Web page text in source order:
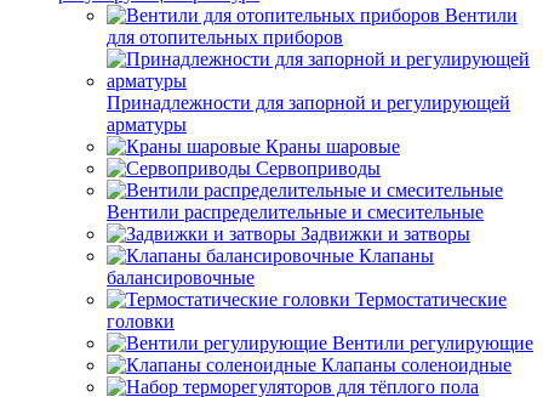
Вентили
для отопительных приборов
Принадлежности для запорной и регулирующей
арматуры
Краны шаровые
Сервоприводы
Вентили распределительные и смесительные
Задвижки и затворы
Клапаны
балансировочные
Термостатические
головки
Вентили регулирующие
Клапаны соленоидные